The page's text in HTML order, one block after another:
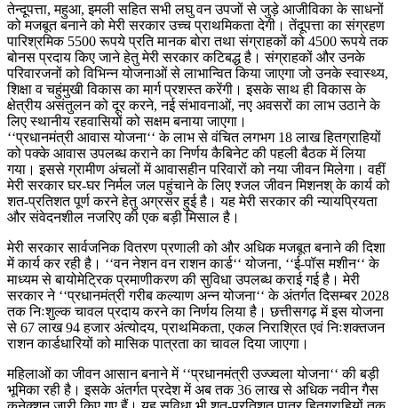
तेन्दूपत्ता, महुआ, इमली सहित सभी लघु वन उपजों से जुड़े आजीविका के साधनों
को मजबूत बनाने को मेरी सरकार उच्च प्राथमिकता देगी। तेंदूपत्ता का संग्रहण
पारिश्रमिक 5500 रूपये प्रति मानक बोरा तथा संग्राहकों को 4500 रूपये तक
बोनस प्रदाय किए जाने हेतु मेरी सरकार कटिबद्ध है। संग्राहकों और उनके
परिवारजनों को विभिन्न योजनाओं से लाभान्वित किया जाएगा जो उनके स्वास्थ्य,
शिक्षा व चहुंमुखी विकास का मार्ग प्रशस्त करेंगी। इसके साथ ही विकास के
क्षेत्रीय असंतुलन को दूर करने, नई संभावनाओं, नए अवसरों का लाभ उठाने के
लिए स्थानीय रहवासियों को सक्षम बनाया जाएगा।
‘‘प्रधानमंत्री आवास योजना‘‘ के लाभ से वंचित लगभग 18 लाख हितग्राहियों
को पक्के आवास उपलब्ध कराने का निर्णय कैबिनेट की पहली बैठक में लिया
गया। इससे ग्रामीण अंचलों में आवासहीन परिवारों को नया जीवन मिलेगा। वहीं
मेरी सरकार घर-घर निर्मल जल पहुंचाने के लिए श्जल जीवन मिशनश् के कार्य को
शत-प्रतिशत पूर्ण करने हेतु अग्रसर हुई है। यह मेरी सरकार की न्यायप्रियता
और संवेदनशील नजरिए की एक बड़ी मिसाल है।
मेरी सरकार सार्वजनिक वितरण प्रणाली को और अधिक मजबूत बनाने की दिशा
में कार्य कर रही है। ‘‘वन नेशन वन राशन कार्ड‘‘ योजना, ‘‘ई-पॉस मशीन‘‘ के
माध्यम से बायोमेट्रिक प्रमाणीकरण की सुविधा उपलब्ध कराई गई है। मेरी
सरकार ने ‘‘प्रधानमंत्री गरीब कल्याण अन्न योजना‘‘ के अंतर्गत दिसम्बर 2028
तक निःशुल्क चावल प्रदाय करने का निर्णय लिया है। छत्तीसगढ़ में इस योजना
से 67 लाख 94 हजार अंत्योदय, प्राथमिकता, एकल निराश्रित एवं निःशक्तजन
राशन कार्डधारियों को मासिक पात्रता का चावल दिया जाएगा।
महिलाओं का जीवन आसान बनाने में ‘‘प्रधानमंत्री उज्ज्वला योजना‘‘ की बड़ी
भूमिका रही है। इसके अंतर्गत प्रदेश में अब तक 36 लाख से अधिक नवीन गैस